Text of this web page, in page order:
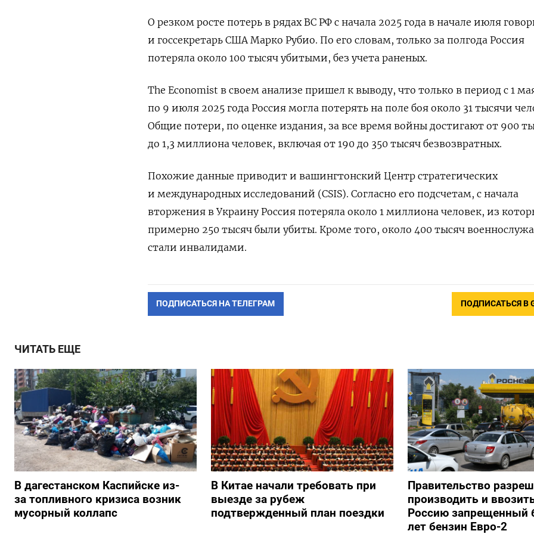
О резком росте потерь в рядах ВС РФ с начала 2025 года в начале июля
и госсекретарь США Марко Рубио. По его словам, только за полгода Россия
потеряла около 100 тысяч убитыми, без учета раненых.
The Economist в своем анализе пришел к выводу, что только в период с 1
по 9 июля 2025 года Россия могла потерять на поле боя около 31 тысячи
Общие потери, по оценке издания, за все время войны достигают от 900
до 1,3 миллиона человек, включая от 190 до 350 тысяч безвозвратных.
Похожие данные приводит и вашингтонский Центр стратегических
и международных исследований (CSIS). Согласно его подсчетам, с начала
вторжения в Украину Россия потеряла около 1 миллиона человек, из
примерно 250 тысяч были убиты. Кроме того, около 400 тысяч
стали инвалидами.
ПОДПИСАТЬСЯ НА ТЕЛЕГРАМ ПОДПИСАТЬСЯ В
ЧИТАТЬ ЕЩЕ
В дагестанском Каспийске из-
за топливного кризиса возник
мусорный коллапс
В Китае начали требовать при
выезде за рубеж
подтвержденный план поездки
Правительство
производить и
Россию запрещенный
лет бензин Евро-2